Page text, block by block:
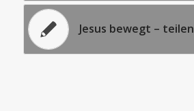
Jesus bewegt – teilen